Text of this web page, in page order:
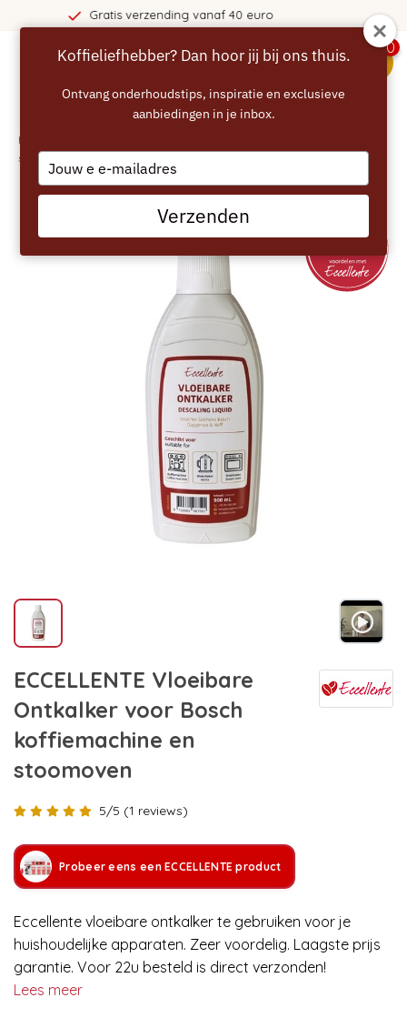
vanaf 40 euro 365
0
Home
stoomoven
ECCELLENTE Vloeibare
Ontkalker voor Bosch
koffiemachine en
stoomoven
5/5 (1 reviews)
Probeer eens een ECCELLENTE product
Eccellente vloeibare ontkalker te gebruiken voor je
huishoudelijke apparaten. Zeer voordelig. Laagste prijs
garantie. Voor 22u besteld is direct verzonden!
Lees meer
Koffieliefhebber? Dan hoor jij bij ons thuis.
Ontvang onderhoudstips, inspiratie en exclusieve
aanbiedingen in je inbox.
Type
your
email
Verzenden